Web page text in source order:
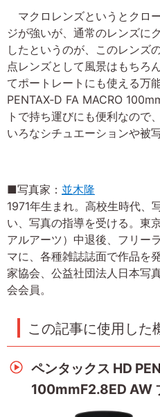
マクロレンズというとクロ
ジが強いが、通常のレンズに
したというのが、このレンズ
点レンズとして風景はもちろ
てポートレートにも使える万
PENTAX‐D FA MACRO
トで持ち運びにも便利なので
いろなシチュエーションや被
■写真家： 並木隆
1971年生まれ。高校生時代、
い、写真の指導を受ける。東
アルアーツ）中退後、フリー
マに、各種雑誌誌面で作品を
家協会、公益社団法人日本写
会会員。
この記事に使用した
ペンタックス HD
100mmF2.8ED AW